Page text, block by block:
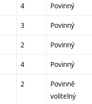
4 Povinný
3 Povinný
2 Povinný
4 Povinný
2
Povinně
volitelný